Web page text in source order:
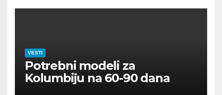
VESTI
Potrebni modeli za
Kolumbiju na 60-90 dana